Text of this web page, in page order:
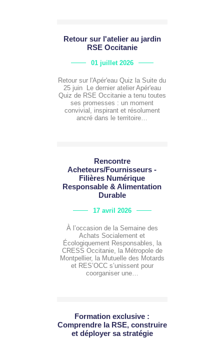
Retour sur l'atelier au jardin
RSE Occitanie
01 juillet 2026
Retour sur l'Apér'eau Quiz la Suite du
25 juin Le dernier atelier Apér'eau
Quiz de RSE Occitanie a tenu toutes
ses promesses : un moment
convivial, inspirant et résolument
ancré dans le territoire…
Rencontre
Acheteurs/Fournisseurs -
Filières Numérique
Responsable & Alimentation
Durable
17 avril 2026
À l’occasion de la Semaine des
Achats Socialement et
Écologiquement Responsables, la
CRESS Occitanie, la Métropole de
Montpellier, la Mutuelle des Motards
et RES’OCC s’unissent pour
coorganiser une…
Formation exclusive :
Comprendre la RSE, construire
et déployer sa stratégie